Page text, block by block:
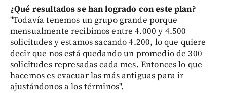
¿Qué resultados se han logrado con este plan?
"Todavía tenemos un grupo grande porque
mensualmente recibimos entre 4.000 y 4.500
solicitudes y estamos sacando 4.200, lo que quiere
decir que nos está quedando un promedio de 300
solicitudes represadas cada mes. Entonces lo que
hacemos es evacuar las más antiguas para ir
ajustándonos a los términos".